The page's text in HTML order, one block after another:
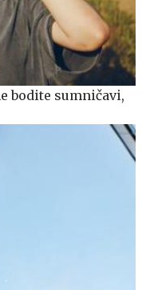
bodite sumničavi,